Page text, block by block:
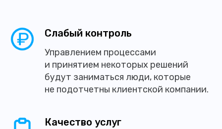
Слабый контроль
Управлением процессами
и принятием некоторых решений
будут заниматься люди, которые
не подотчетны клиентской компании.
Качество услуг